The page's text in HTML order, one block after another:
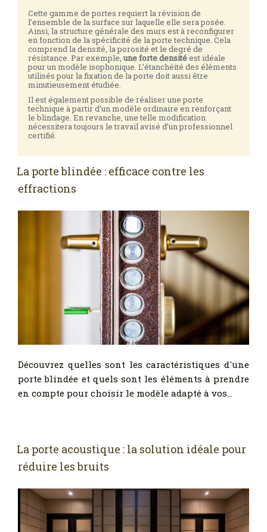
Cette gamme de portes requiert la révision de
l’ensemble de la surface sur laquelle elle sera posée.
Ainsi, la structure générale des murs est à reconfigurer
en fonction de la spécificité de la porte technique. Cela
comprend la densité, la porosité et le degré de
résistance. Par exemple, une forte densitéest idéale
pour un modèle isophonique. L’étanchéité des éléments
utilisés pour la fixation de la porte doit aussi être
minutieusement étudiée.
Il est également possible de réaliser une porte
technique à partir d’un modèle ordinaire en renforçant
le blindage. En revanche, une telle modification
nécessitera toujours le travail avisé d’un professionnel
certifié.
La porte blindée : efficace contre les
effractions
Découvrez quelles sont les caractéristiques d'une
porte blindée et quels sont les éléments à prendre
en compte pour choisir le modèle adapté à vos…
La porte acoustique : la solution idéale pour
réduire les bruits